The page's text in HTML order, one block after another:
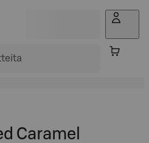
Caramel